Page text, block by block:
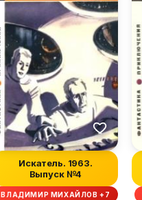
Искатель. 1963.
Выпуск №4
ВЛАДИМИР МИХАЙЛОВ +7